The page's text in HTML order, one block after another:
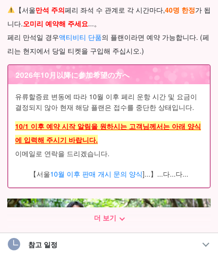
【서울만석 주의페리 좌석 수 관계로 각 시간마다,40명 한정가 됩
니다.오미리 예약해 주세요...。
페리 만석일 경우액티비티 단품의 플랜이라면 예약 가능합니다. (페
리는 현지에서 당일 티켓을 구입해 주십시오.)
2026年10月以降に参加希望の方へ
유류할증료 변동에 따라 10월 이후 페리 운항 시간 및 요금이
결정되지 않아 현재 해당 플랜은 접수를 중단한 상태입니다.
10/1 이후 예약 시작 알림을 원하시는 고객님께서는 아래 양식
에 입력해 주시기 바랍니다.
이메일로 연락을 드리겠습니다.
【서울10월 이후 판매 개시 문의 양식]...】...다...다...
더 보기
참고 일정